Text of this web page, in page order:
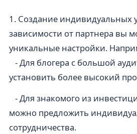
1. Создание индивидуальных
зависимости от партнера вы
уникальные настройки.
- Для блогера с большой
установить более высокий
- Для знакомого из
можно предложить
сотрудничества.